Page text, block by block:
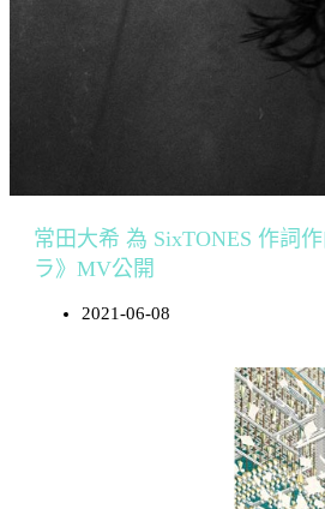
常田大希 為 SixTONES 作詞
ラ》MV公開
2021-06-08